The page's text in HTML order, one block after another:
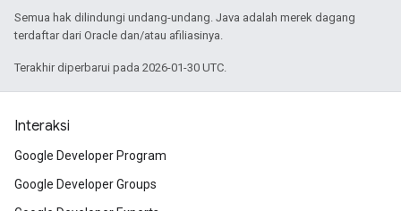
Semua hak dilindungi undang-undang. Java adalah merek dagang
terdaftar dari Oracle dan/atau afiliasinya.
Terakhir diperbarui pada 2026-01-30 UTC.
Interaksi
Google Developer Program
Google Developer Groups